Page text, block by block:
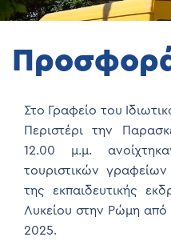
Στο Γραφείο του
Περιστέρι την
12.00 μ.μ.
τουριστικών
της εκπαιδευτικής
Λυκείου στην Ρώμη από
2025.